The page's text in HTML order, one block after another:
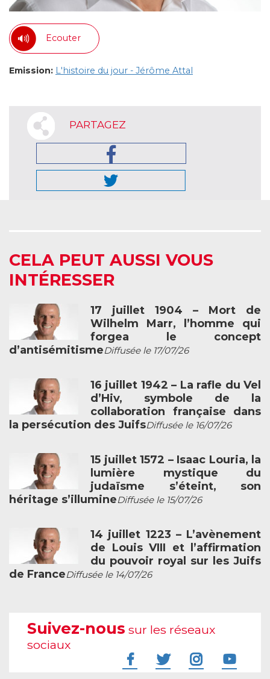
Ecouter
Emission: L'histoire du jour - Jérôme Attal
PARTAGEZ
CELA PEUT AUSSI VOUS
INTÉRESSER
17 juillet 1904 – Mort de
Wilhelm Marr, l’homme qui
forgea le concept
d’antisémitismeDiffusée le 17/07/26
16 juillet 1942 – La rafle du Vel
d’Hiv, symbole de la
collaboration française dans
la persécution des JuifsDiffusée le 16/07/26
15 juillet 1572 – Isaac Louria, la
lumière mystique du
judaïsme s’éteint, son
héritage s’illumineDiffusée le 15/07/26
14 juillet 1223 – L’avènement
de Louis VIII et l’affirmation
du pouvoir royal sur les Juifs
de FranceDiffusée le 14/07/26
Suivez-nous sur les réseaux
sociaux